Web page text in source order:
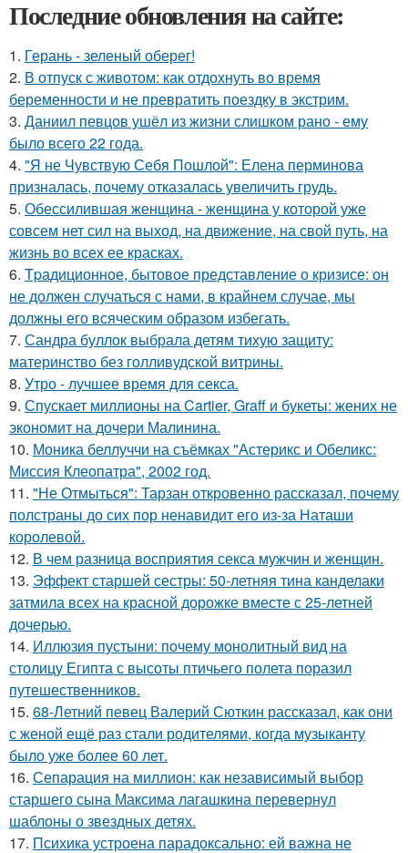
Последние обновления на сайте:
1. Герань - зеленый оберег!
2. В отпуск с животом: как отдохнуть во время
беременности и не превратить поездку в экстрим.
3. Даниил певцов ушёл из жизни слишком рано - ему
было всего 22 года.
4. "Я не Чувствую Себя Пошлой": Елена перминова
призналась, почему отказалась увеличить грудь.
5. Обессилившая женщина - женщина у которой уже
совсем нет сил на выход, на движение, на свой путь, на
жизнь во всех ее красках.
6. Tpадиционное, бытовое представление о кризисе: он
не должен случаться с нами, в крайнем случае, мы
должны его всяческим образом избегать.
7. Сандра буллок выбрала детям тихую защиту:
материнство без голливудской витрины.
8. Утро - лучшее время для секса.
9. Спускает миллионы на Cartier, Graff и букеты: жених не
экономит на дочери Малинина.
10. Моника беллуччи на съёмках "Астерикс и Обеликс:
Миссия Клеопатра", 2002 год.
11. "Не Отмыться": Тарзан откровенно рассказал, почему
полстраны до сих пор ненавидит его из-за Наташи
королевой.
12. В чем разница восприятия секса мужчин и женщин.
13. Эффект старшей сестры: 50-летняя тина канделаки
затмила всех на красной дорожке вместе с 25-летней
дочерью.
14. Иллюзия пустыни: почему монолитный вид на
столицу Египта с высоты птичьего полета поразил
путешественников.
15. 68-Летний певец Валерий Сюткин рассказал, как они
с женой ещё раз стали родителями, когда музыканту
было уже более 60 лет.
16. Сепарация на миллион: как независимый выбор
старшего сына Максима лагашкина перевернул
шаблоны о звездных детях.
17. Психика устроена парадоксально: ей важна не